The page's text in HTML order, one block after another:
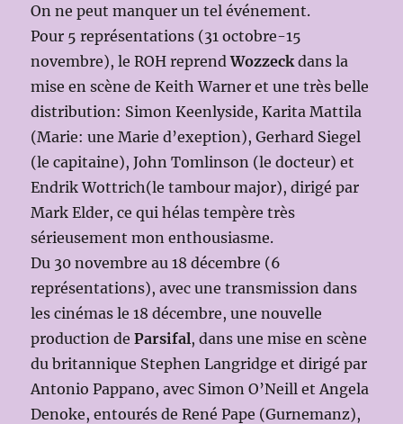
On ne peut manquer un tel événement.
Pour 5 représentations (31 octobre-15
novembre), le ROH reprendWozzeck dans la
mise en scène de Keith Warner et une très belle
distribution: Simon Keenlyside, Karita Mattila
(Marie: une Marie d’exeption), Gerhard Siegel
(le capitaine), John Tomlinson (le docteur) et
Endrik Wottrich(le tambour major), dirigé par
Mark Elder, ce qui hélas tempère très
sérieusement mon enthousiasme.
Du 30 novembre au 18 décembre (6
représentations), avec une transmission dans
les cinémas le 18 décembre, une nouvelle
production deParsifal, dans une mise en scène
du britannique Stephen Langridge et dirigé par
Antonio Pappano, avec Simon O’Neill et Angela
Denoke, entourés de René Pape (Gurnemanz),